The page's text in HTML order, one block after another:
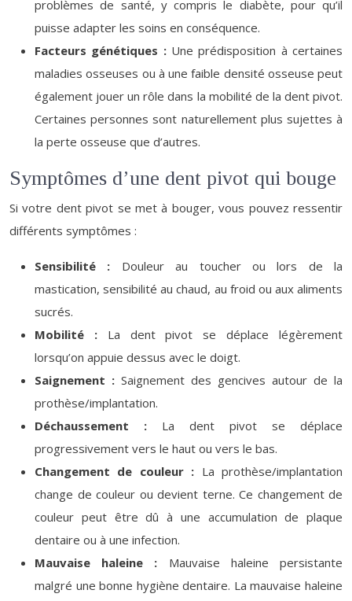
problèmes de santé, y compris le diabète, pour qu’il
puisse adapter les soins en conséquence.
Facteurs génétiques : Une prédisposition à certaines
maladies osseuses ou à une faible densité osseuse peut
également jouer un rôle dans la mobilité de la dent pivot.
Certaines personnes sont naturellement plus sujettes à
la perte osseuse que d’autres.
Symptômes d’une dent pivot qui bouge
Si votre dent pivot se met à bouger, vous pouvez ressentir
différents symptômes :
Sensibilité : Douleur au toucher ou lors de la
mastication, sensibilité au chaud, au froid ou aux aliments
sucrés.
Mobilité : La dent pivot se déplace légèrement
lorsqu’on appuie dessus avec le doigt.
Saignement : Saignement des gencives autour de la
prothèse/implantation.
Déchaussement : La dent pivot se déplace
progressivement vers le haut ou vers le bas.
Changement de couleur : La prothèse/implantation
change de couleur ou devient terne. Ce changement de
couleur peut être dû à une accumulation de plaque
dentaire ou à une infection.
Mauvaise haleine : Mauvaise haleine persistante
malgré une bonne hygiène dentaire. La mauvaise haleine